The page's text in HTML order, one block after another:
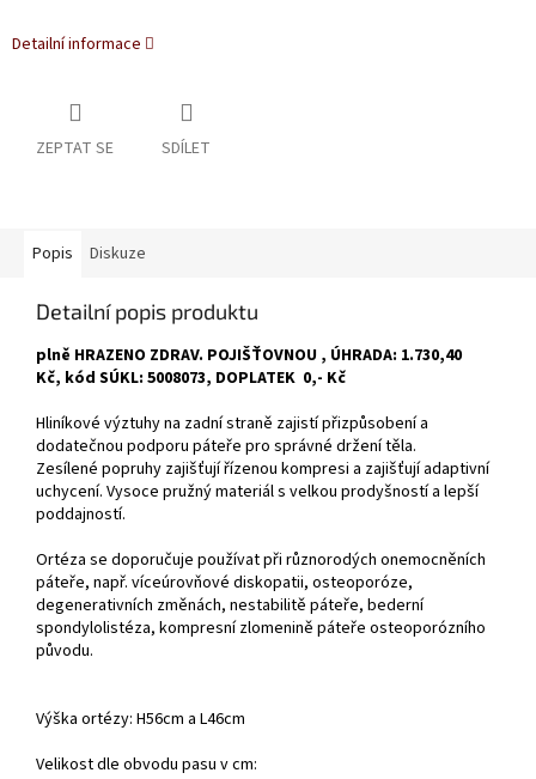
Detailní informace
ZEPTAT SE SDÍLET
Popis Diskuze
Detailní popis produktu
plně HRAZENO ZDRAV. POJIŠŤOVNOU , ÚHRADA: 1.730,40
Kč, kód SÚKL: 5008073, DOPLATEK 0,- Kč
Hliníkové výztuhy na zadní straně zajistí přizpůsobení a
dodatečnou podporu páteře pro správné držení těla.
Zesílené popruhy zajišťují řízenou kompresi a zajišťují adaptivní
uchycení. Vysoce pružný materiál s velkou prodyšností a lepší
poddajností.
Ortéza se doporučuje používat při různorodých onemocněních
páteře, např. víceúrovňové diskopatii, osteoporóze,
degenerativních změnách, nestabilitě páteře, bederní
spondylolistéza, kompresní zlomenině páteře osteoporózního
původu.
Výška ortézy: H56cm a L46cm
Velikost dle obvodu pasu v cm: